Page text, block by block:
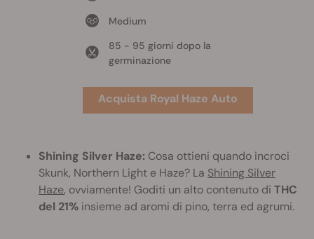
Medium
85 - 95 giorni dopo la
germinazione
Acquista Royal Haze Auto
Shining Silver Haze: Cosa ottieni quando incroci
Skunk, Northern Light e Haze? La Shining Silver
Haze, ovviamente! Goditi un alto contenuto di THC
del 21% insieme ad aromi di pino, terra ed agrumi.